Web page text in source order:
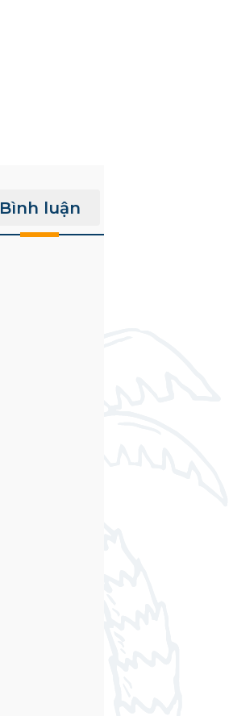
Bình luận